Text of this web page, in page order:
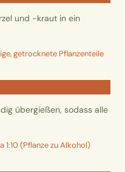
und -kraut in ein
getrocknete Pflanzenteile
übergießen, sodass alle
(Pflanze zu Alkohol)